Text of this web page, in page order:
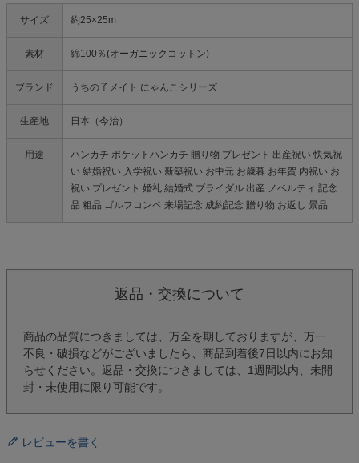
サイズ 約25×25m
素材 綿100％(オーガニックコットン)
ブランド うちの子メイト にゃんこシリーズ
生産地 日本（今治）
用途
ハンカチ ポケットハンカチ 贈り物 プレゼント 出産祝い 快気祝
い 結婚祝い 入学祝い 新築祝い お中元 お歳暮 お年賀 内祝い お
祝い プレゼント 婚礼 結婚式 ブライダル 出産 ノベルティ 記念
品 粗品 ゴルフコンペ 来場記念 成約記念 贈り物 お返し 景品
返品・交換について
商品の品質につきましては、万全を期しておりますが、万一
不良・破損などがございましたら、商品到着後7日以内にお知
らせください。返品・交換につきましては、1週間以内、未開
封・未使用に限り可能です。
レビューを書く